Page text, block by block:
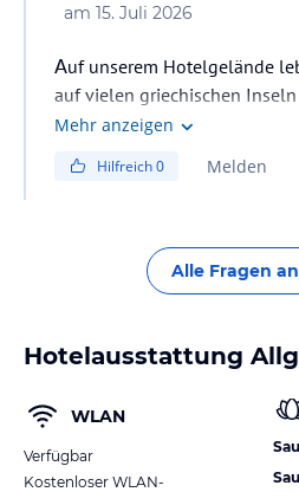
am 15. Juli 2026
Αuf unserem Hotelgelände
auf vielen griechischen
die Tiere mit Respekt und
Mehr anzeigen
Hilfreich0 Melden
Alle Fragen
Hotelausstattung
WLAN
Verfügbar
Kostenloser WLAN-